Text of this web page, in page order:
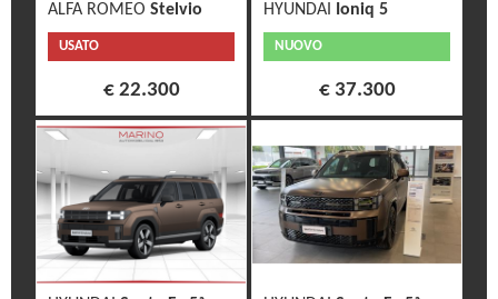
ALFA ROMEO Stelvio
USATO
€ 22.300
HYUNDAI Ioniq 5
NUOVO
€ 37.300